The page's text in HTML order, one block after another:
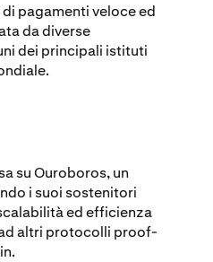
di pagamenti veloce ed
da diverse
dei principali istituti
su Ouroboros, un
i suoi sostenitori
ed efficienza
altri protocolli proof-